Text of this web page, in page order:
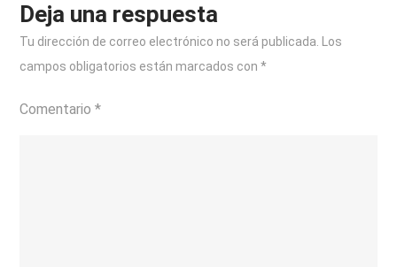
Deja una respuesta
Tu dirección de correo electrónico no será publicada.
Los
campos obligatorios están marcados con*
Comentario*